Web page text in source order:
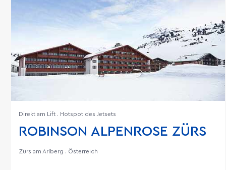
Direkt am Lift . Hotspot des Jetsets
ROBINSON ALPENROSE ZÜRS
Zürs am Arlberg . Österreich